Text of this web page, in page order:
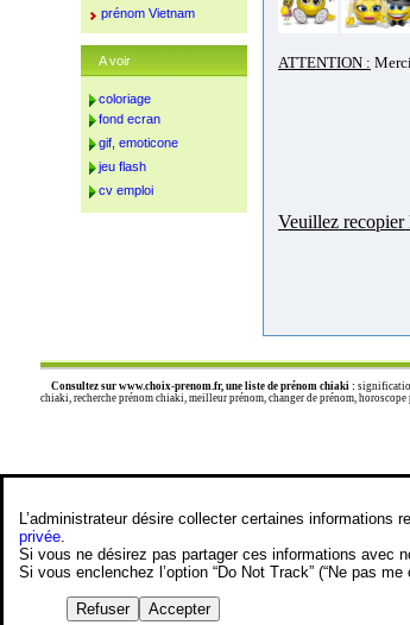
ATTENTION :
Veuillez recopier
prénom Vietnam
A voir
coloriage
fond ecran
gif, emoticone
jeu flash
cv emploi
Consultez sur www.choix-prenom.fr, une liste de prénom chiaki :
chiaki, recherche prénom chiaki, meilleur prénom, changer de prénom,
L’administrateur désire collecter certaines
privée
Si vous ne désirez pas partager ces informations avec
Si vous enclenchez l’option “Do Not Track” (“Ne pas
Refuser Accepter